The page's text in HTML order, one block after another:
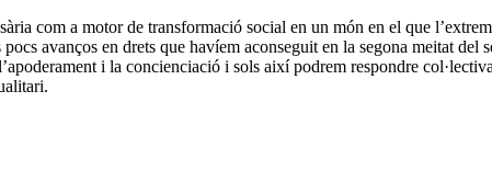
com a motor de transformació social en un món en el que
avanços en drets que havíem aconseguit en la segona meitat
i la concienciació i sols així podrem respondre